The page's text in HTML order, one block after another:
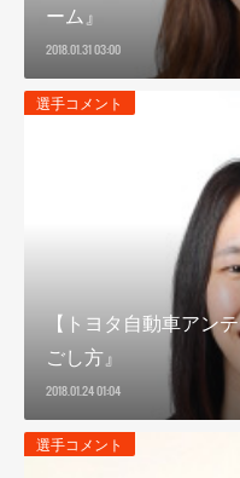
ーム』
2018.01.31 03:00
選手コメント
【トヨタ自動車アン
ごし方』
2018.01.24 01:04
選手コメント